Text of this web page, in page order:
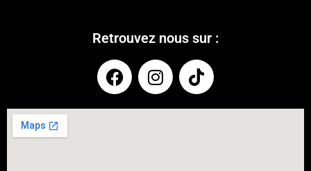
Retrouvez nous sur :